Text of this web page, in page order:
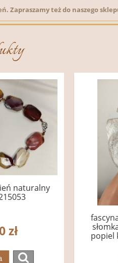
Zapraszamy też do naszego
naturalny
zł
popiel